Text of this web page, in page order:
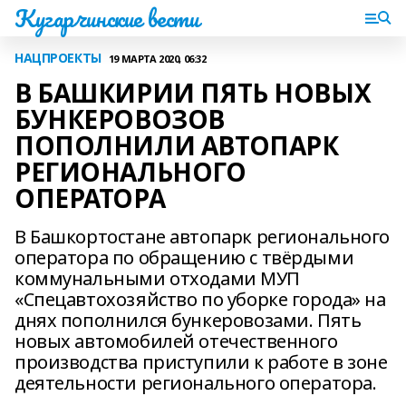
Кугарчинские вести
НАЦПРОЕКТЫ 19 МАРТА 2020, 06:32
В БАШКИРИИ ПЯТЬ НОВЫХ
БУНКЕРОВОЗОВ
ПОПОЛНИЛИ АВТОПАРК
РЕГИОНАЛЬНОГО
ОПЕРАТОРА
В Башкортостане автопарк регионального
оператора по обращению с твёрдыми
коммунальными отходами МУП
«Спецавтохозяйство по уборке города» на
днях пополнился бункеровозами. Пять
новых автомобилей отечественного
производства приступили к работе в зоне
деятельности регионального оператора.